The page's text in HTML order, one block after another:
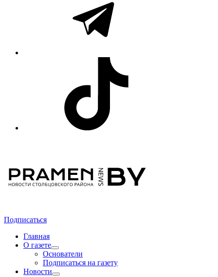
Подписаться
Главная
О газете
Основатели
Подписаться на газету
Новости